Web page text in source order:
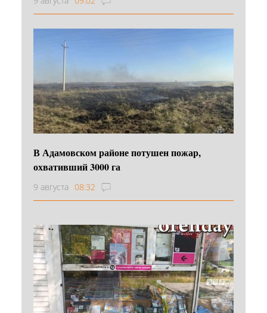
В Адамовском районе потушен пожар,
охвативший 3000 га
9 августа 08:32